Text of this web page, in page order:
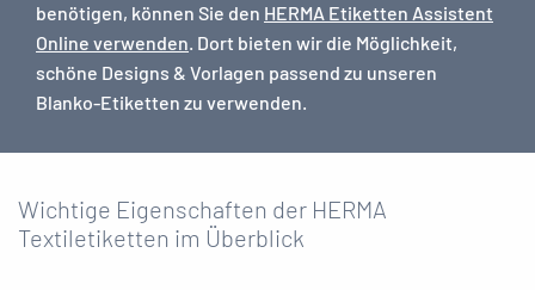
benötigen, können Sie den HERMA Etiketten Assistent
Online verwenden. Dort bieten wir die Möglichkeit,
schöne Designs & Vorlagen passend zu unseren
Blanko-Etiketten zu verwenden.
Wichtige Eigenschaften der HERMA
Textiletiketten im Überblick